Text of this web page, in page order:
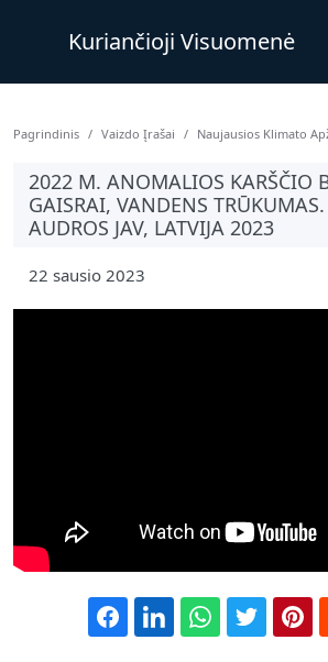
Kuriančioji Visuomenė
Pagrindinis Vaizdo Įrašai Naujausios Klimato
2022 M. ANOMALIOS KARŠČIO
GAISRAI, VANDENS
AUDROS JAV, LATVIJA 2023
22 sausio 2023